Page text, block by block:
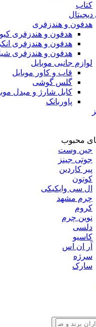
کتاب
دیجیتال
هدفون و هندزفری
هدفون و هندزفری
هدفون و هندزفری انکر
هدفون و هندزفری
لوازم جانبی موبایل
قاب و کاور موبایل
گلس گوشی
کابل شارژ و مبدل
پاوربانک
محبوب
جین وست
جوتی جینز
پیر کاردین
کوتون
ال سی وایکیکی
چرم مشهد
کروم
نوین چرم
دلسی
کاسیو
آر ان اس
سرژه
سارک